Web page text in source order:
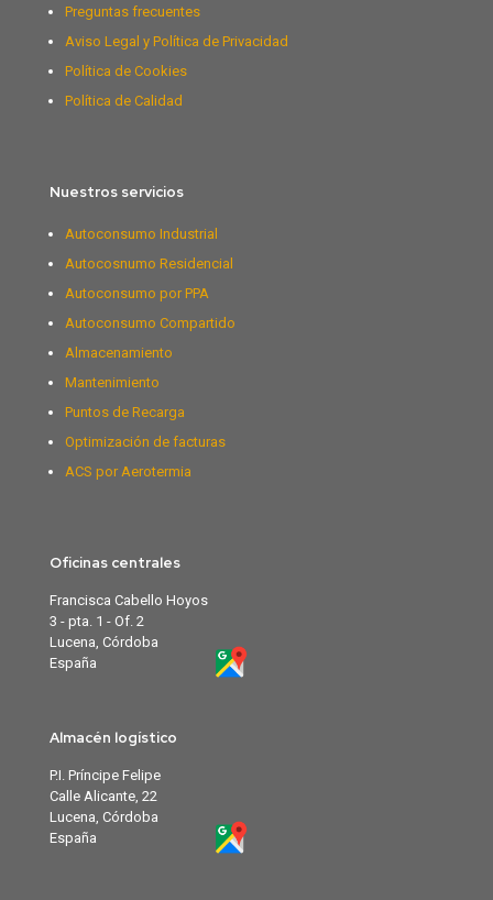
Preguntas frecuentes
Aviso Legal y Política de Privacidad
Política de Cookies
Política de Calidad
Nuestros servicios
Autoconsumo Industrial
Autocosnumo Residencial
Autoconsumo por PPA
Autoconsumo Compartido
Almacenamiento
Mantenimiento
Puntos de Recarga
Optimización de facturas
ACS por Aerotermia
Oficinas centrales
Francisca Cabello Hoyos
3 - pta. 1 - Of. 2
Lucena, Córdoba
España
Almacén logístico
P.I. Príncipe Felipe
Calle Alicante, 22
Lucena, Córdoba
España